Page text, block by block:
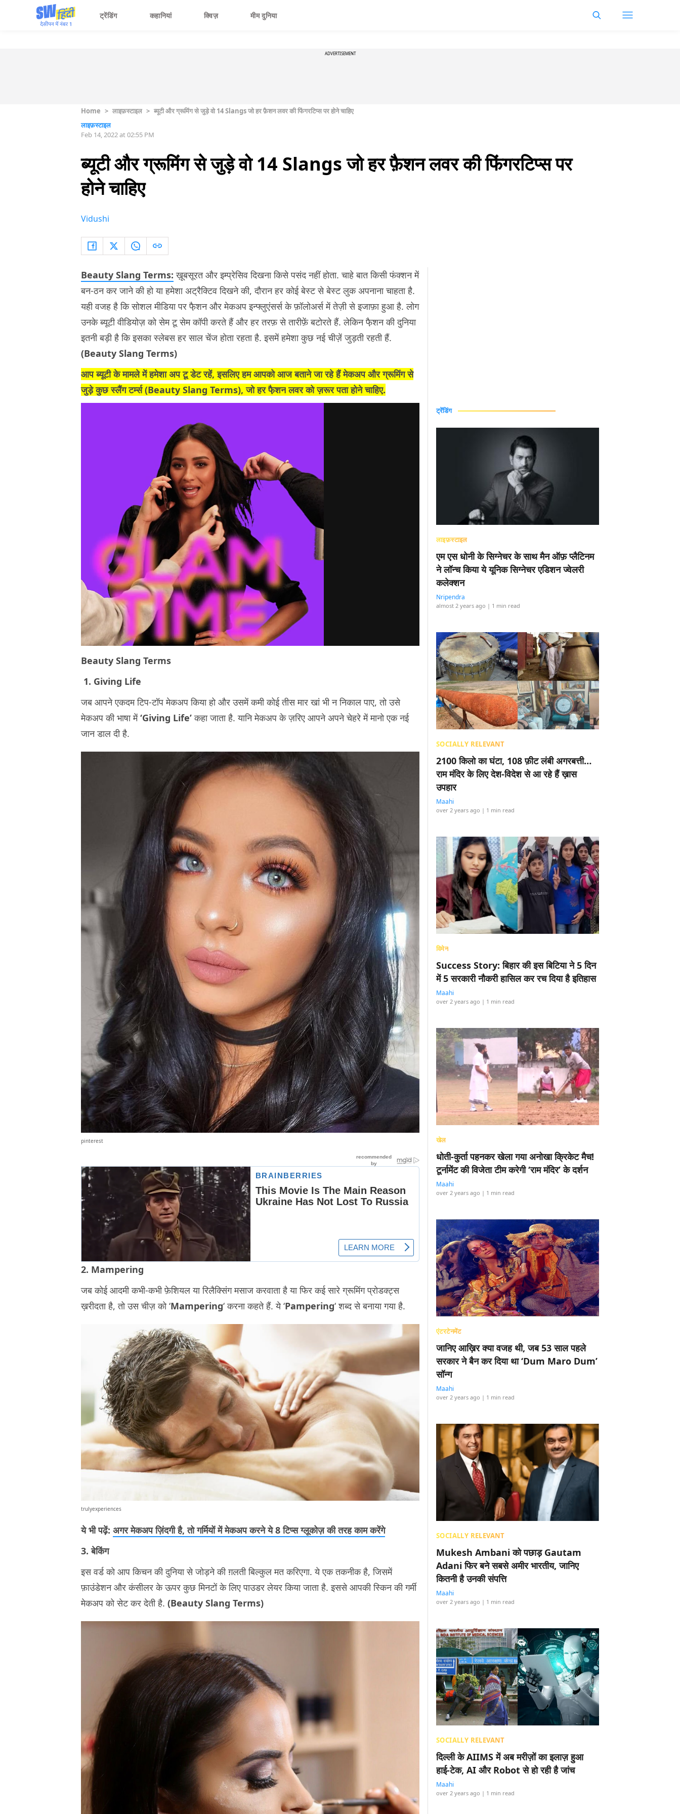
ट्रेंडिंग कहानियां क्विज़ मीम दुनिया
ADVERTISEMENT
Home > लाइफ़स्टाइल > ब्यूटी और ग्रूमिंग से जुड़े वो 14 Slangs जो हर फ़ैशन लवर की फिंगरटिप्स पर होने चाहिए
लाइफ़स्टाइल
Feb 14, 2022 at 02:55 PM
ब्यूटी और ग्रूमिंग से जुड़े वो 14 Slangs जो हर फ़ैशन लवर की फिंगरटिप्स पर
होने चाहिए
Vidushi
Beauty Slang Terms: ख़ूबसूरत और इम्प्रेसिव दिखना किसे पसंद नहीं होता. चाहे बात किसी फंक्शन में
बन-ठन कर जाने की हो या हमेशा अट्रैक्टिव दिखने की, दौरान हर कोई बेस्ट से बेस्ट लुक अपनाना चाहता है.
यही वजह है कि सोशल मीडिया पर फै़शन और मेकअप इन्फ्लुएंसर्स के फ़ॉलोअर्स में तेज़ी से इजाफ़ा हुआ है. लोग
उनके ब्यूटी वीडियोज़ को सेम टू सेम कॉपी करते हैं और हर तरफ़ से तारीफ़ें बटोरते हैं. लेकिन फै़शन की दुनिया
इतनी बड़ी है कि इसका स्लेबस हर साल चेंज होता रहता है. इसमें हमेशा कुछ नई चीज़ें जुड़ती रहती हैं.
(Beauty Slang Terms)
आप ब्यूटी के मामले में हमेशा अप टू डेट रहें, इसलिए हम आपको आज बताने जा रहे हैं मेकअप और ग्रूमिंग से
जुड़े कुछ स्लैंग टर्म्स (Beauty Slang Terms), जो हरफै़शनलवर को ज़रूर पता होने चाहिए.
Beauty Slang Terms
1. Giving Life
जब आपने एकदम टिप-टॉप मेकअप किया हो और उसमें कमी कोई तीस मार खां भी न निकाल पाए, तो उसे
मेकअप की भाषा में‘Giving Life’कहा जाता है. यानि मेकअप के ज़रिए आपने अपने चेहरे में मानो एक नई
जान डाल दी है.
pinterest
2. Mampering
जब कोई आदमी कभी-कभी फ़ेशियल या रिलैक्सिंग मसाज करवाता है या फिर कई सारे ग्रूमिंग प्रोडक्ट्स
ख़रीदता है, तो उस चीज़ को ‘Mampering‘ करना कहते हैं. ये ‘Pampering‘ शब्द से बनाया गया है.
trulyexperiences
ये भी पढ़ें: अगर मेकअप ज़िंदगी है, तो गर्मियों में मेकअप करने ये 8 टिप्स ग्लूकोज़ की तरह काम करेंगे
3. बेकिंग
इस वर्ड को आप किचन की दुनिया से जोड़ने की ग़लती बिल्कुल मत करिएगा. ये एक तकनीक है, जिसमें
फ़ाउंडेशन और कंसीलर के ऊपर कुछ मिनटों के लिए पाउडर लेयर किया जाता है. इससे आपकी स्किन की गर्मी
मेकअप को सेट कर देती है. (Beauty Slang Terms)
ट्रेंडिंग
लाइफ़स्टाइल
एम एस धोनी के सिग्नेचर के साथ मैन ऑफ़ प्लैटिनम
ने लॉन्च किया ये यूनिक सिग्नेचर एडिशन ज्वेलरी
कलेक्शन
Nripendra
almost 2 years ago | 1 min read
SOCIALLY RELEVANT
2100 किलो का घंटा, 108 फ़ीट लंबी अगरबत्ती…
राम मंदिर के लिए देश-विदेश से आ रहे हैं ख़ास
उपहार
Maahi
over 2 years ago | 1 min read
विमेन
Success Story: बिहार की इस बिटिया ने 5 दिन
में 5 सरकारी नौकरी हासिल कर रच दिया है इतिहास
Maahi
over 2 years ago | 1 min read
खेल
धोती-कुर्ता पहनकर खेला गया अनोखा क्रिकेट मैच!
टूर्नामेंट की विजेता टीम करेगी ‘राम मंदिर’ के दर्शन
Maahi
over 2 years ago | 1 min read
एंटरटेनमेंट
जानिए आख़िर क्या वजह थी, जब 53 साल पहले
सरकार ने बैन कर दिया था ‘Dum Maro Dum’
सॉन्ग
Maahi
over 2 years ago | 1 min read
SOCIALLY RELEVANT
Mukesh Ambani को पछाड़ Gautam
Adani फिर बने सबसे अमीर भारतीय, जानिए
कितनी है उनकी संपत्ति
Maahi
over 2 years ago | 1 min read
SOCIALLY RELEVANT
दिल्ली के AIIMS में अब मरीज़ों का इलाज़ हुआ
हाई-टेक, AI और Robot से हो रही है जांच
Maahi
over 2 years ago | 1 min read